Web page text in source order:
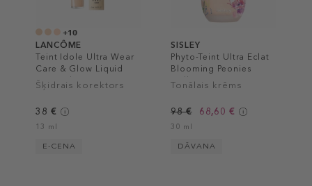
+10
LANCÔME
Teint Idole Ultra Wear
Care & Glow Liquid
Concealer
Šķidrais korektors
38 €
13 ml
E-CENA
SISLEY
Phyto-Teint Ultra Eclat
Blooming Peonies
Collection
Tonālais krēms
98 € 68,60 €
30 ml
DĀVANA